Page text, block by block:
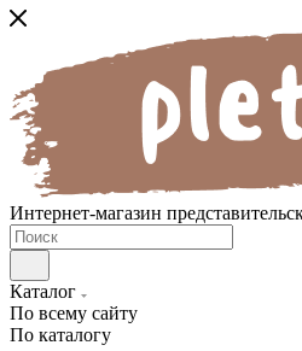
Интернет-магазин
Каталог
По всему сайту
По каталогу